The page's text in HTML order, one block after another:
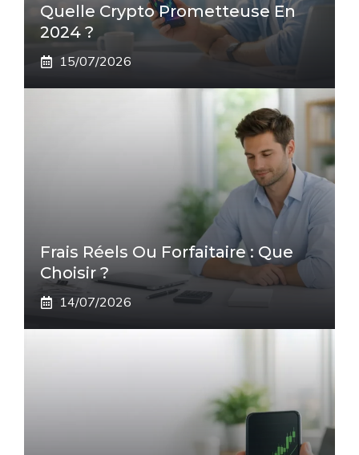
Quelle Crypto Prometteuse En
2024 ?
15/07/2026
Frais Réels Ou Forfaitaire : Que
Choisir ?
14/07/2026